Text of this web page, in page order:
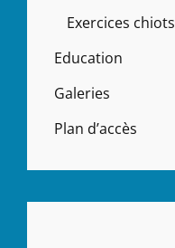
Exercices chiots
Education
Galeries
Plan d’accès